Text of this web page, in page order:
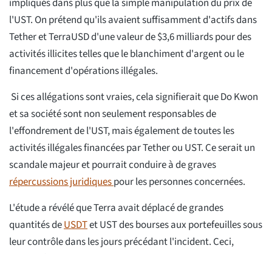
impliqués dans plus que la simple manipulation du prix de
l'UST. On prétend qu'ils avaient suffisamment d'actifs dans
Tether et TerraUSD d'une valeur de $3,6 milliards pour des
activités illicites telles que le blanchiment d'argent ou le
financement d'opérations illégales.
Si ces allégations sont vraies, cela signifierait que Do Kwon
et sa société sont non seulement responsables de
l'effondrement de l'UST, mais également de toutes les
activités illégales financées par Tether ou UST. Ce serait un
scandale majeur et pourrait conduire à de graves
répercussions juridiquespour les personnes concernées.
L'étude a révélé que Terra avait déplacé de grandes
quantités deUSDTet UST des bourses aux portefeuilles sous
leur contrôle dans les jours précédant l'incident. Ceci,